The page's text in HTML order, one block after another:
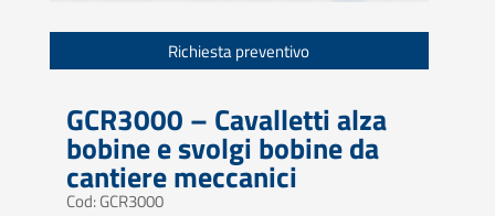
Richiesta preventivo
GCR3000 – Cavalletti alza
bobine e svolgi bobine da
cantiere meccanici
Cod: GCR3000